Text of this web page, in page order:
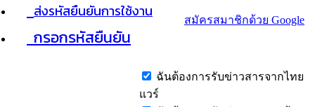
ส่งรหัสยืนยันการใช้งาน
กรอกรหัสยืนยัน
สมัครสมาชิกด้วย Google
ฉันต้องการรับข่าวสารจากไทย
แวร์